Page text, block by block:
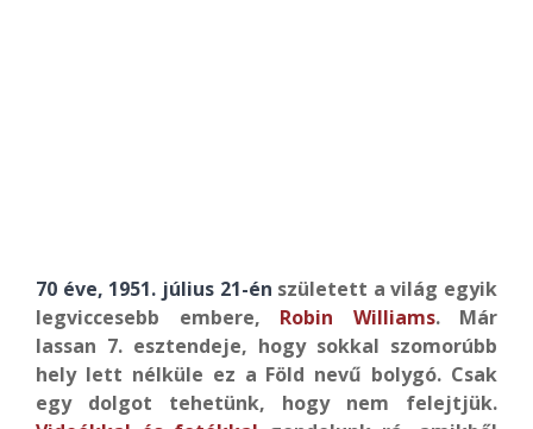
70 éve, 1951. július 21-én született a világ egyik
legviccesebb embere, Robin Williams. Már
lassan 7. esztendeje, hogy sokkal szomorúbb
hely lett nélküle ez a Föld nevű bolygó. Csak
egy dolgot tehetünk, hogy nem felejtjük.